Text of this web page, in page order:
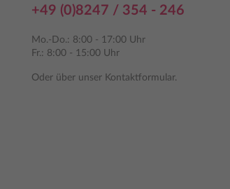
+49 (0)8247 / 354 - 246
Mo.-Do.: 8:00 - 17:00 Uhr
Fr.: 8:00 - 15:00 Uhr
Oder über unser Kontaktformular.